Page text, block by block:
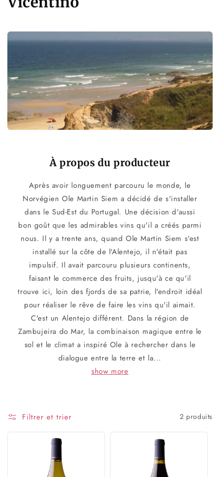
l
e
c
t
i
À propos du producteur
Après avoir longuement parcouru le monde, le
Norvégien Ole Martin Siem a décidé de s'installer
dans le Sud-Est du Portugal. Une décision d'aussi
bon goût que les admirables vins qu'il a créés parmi
nous. Il y a trente ans, quand Ole Martin Siem s'est
installé sur la côte de l'Alentejo, il n'était pas
impulsif. Il avait parcouru plusieurs continents,
faisant le commerce des fruits, jusqu'à ce qu'il
trouve ici, loin des fjords de sa patrie, l'endroit idéal
pour réaliser le rêve de faire les vins qu'il aimait.
C'est un Alentejo différent. Dans la région de
Zambujeira do Mar, la combinaison magique entre le
sol et le climat a inspiré Ole à rechercher dans le
dialogue entre la terre et la...
show more
Filtrer et trier 2 produits